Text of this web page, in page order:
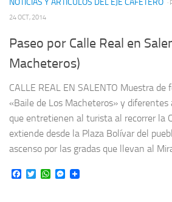
NOTICIAS Y ARTÍCULOS DEL EJE CAFETERO ·
24 OCT, 2014
Paseo por Calle Real en
Macheteros)
CALLE REAL EN SALENTO Muestra de
«Baile de Los Macheteros» y diferentes
que entretienen al turista al recorrer la
extiende desde la Plaza Bolívar del
ascenso por las gradas que llevan al
Facebook
TwitterWhatsApp
Messenger